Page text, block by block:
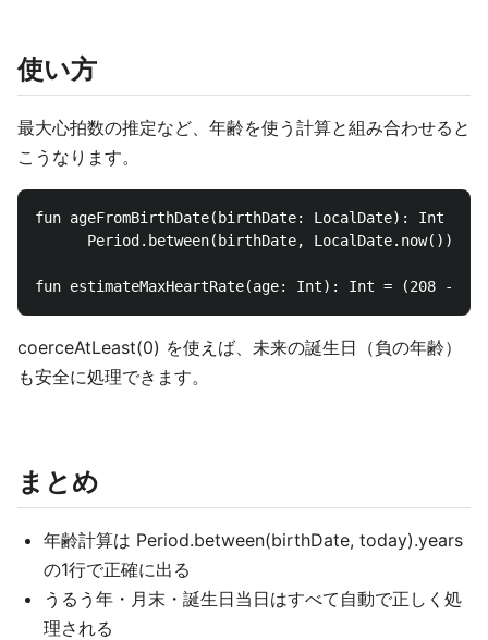
使い方
最大心拍数の推定など、年齢を使う計算と組み合わせると
こうなります。
fun
Period.between(birthDate,
coerceAtLeast(0) を使えば、未来の誕生日（負の年齢）
も安全に処理できます。
まとめ
年齢計算は Period.between(birthDate, today).years
の1行で正確に出る
うるう年・月末・誕生日当日はすべて自動で正しく処
理される